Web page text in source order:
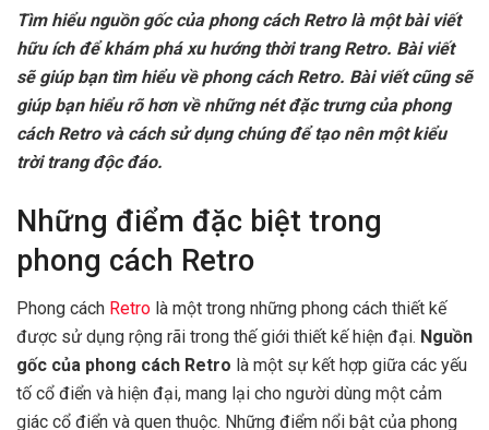
Tìm hiểu nguồn gốc của phong cách Retro là một bài viết
hữu ích để khám phá xu hướng thời trang Retro. Bài viết
sẽ giúp bạn tìm hiểu về phong cách Retro. Bài viết cũng sẽ
giúp bạn hiểu rõ hơn về những nét đặc trưng của phong
cách Retro và cách sử dụng chúng để tạo nên một kiểu
trời trang độc đáo.
Những điểm đặc biệt trong
phong cách Retro
Phong cách Retro là một trong những phong cách thiết kế
được sử dụng rộng rãi trong thế giới thiết kế hiện đại. Nguồn
gốc của phong cách Retro là một sự kết hợp giữa các yếu
tố cổ điển và hiện đại, mang lại cho người dùng một cảm
giác cổ điển và quen thuộc. Những điểm nổi bật của phong